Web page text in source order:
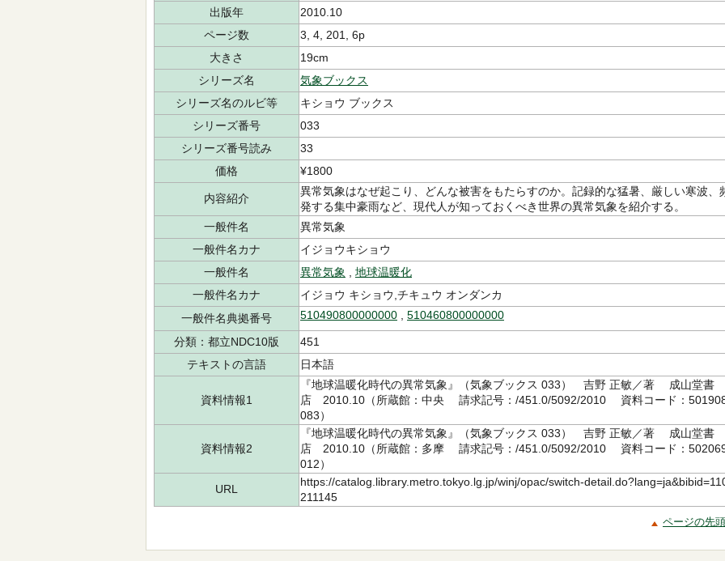
出版年
2010.10
ページ数
3, 4, 201, 6p
大きさ
19cm
シリーズ名
気象ブックス
シリーズ名のルビ等
キショウ ブックス
シリーズ番号
033
シリーズ番号読み
33
価格
¥1800
内容紹介
異常気象はなぜ起こり、どんな被害をもたらすのか。記録的な猛暑、厳しい寒波、
発する集中豪雨など、現代人が知っておくべき世界の異常気象を紹介する。
一般件名
異常気象
一般件名カナ
イジョウキショウ
一般件名
異常気象
地球温暖化
一般件名カナ
イジョウ キショウ,チキュウ オンダンカ
一般件名典拠番号
510490800000000 510460800000000
分類：都立NDC10版
451
テキストの言語
日本語
資料情報1
『地球温暖化時代の異常気象』（気象ブックス 033） 吉野 正敏／著 成山堂書
店 2010.10（所蔵館：中央 請求記号：/451.0/5092/2010 資料コード：
083）
資料情報2
『地球温暖化時代の異常気象』（気象ブックス 033） 吉野 正敏／著 成山堂書
店 2010.10（所蔵館：多摩 請求記号：/451.0/5092/2010 資料コード：
012）
URL
https://catalog.library.metro.tokyo.lg.jp/winj/opac/switch-
211145
ページの先